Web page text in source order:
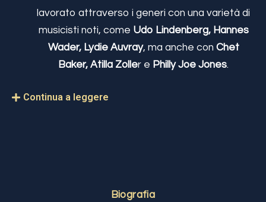
lavorato attraverso i generi con una varietà di
musicisti noti, come Udo Lindenberg, Hannes
Wader, Lydie Auvray, ma anche con Chet
Baker, Atilla Zoller e Philly Joe Jones.
Continua a leggere
Biografia